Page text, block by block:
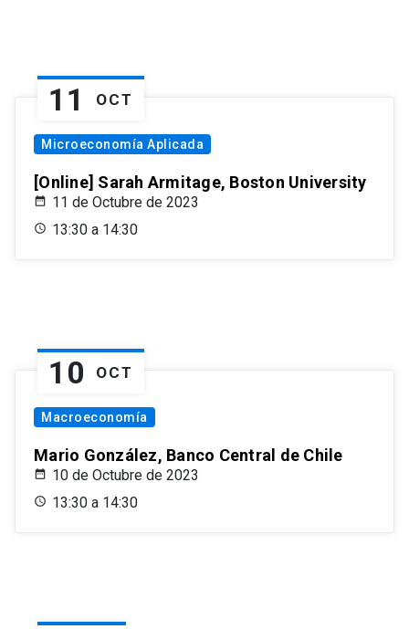
11 OCT
Microeconomía Aplicada
[Online] Sarah Armitage, Boston University
11 de Octubre de 2023
13:30 a 14:30
10 OCT
Macroeconomía
Mario González, Banco Central de Chile
10 de Octubre de 2023
13:30 a 14:30